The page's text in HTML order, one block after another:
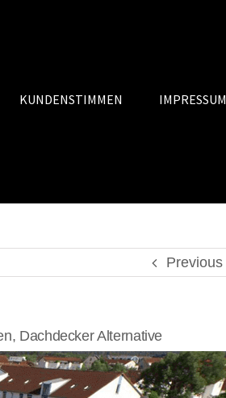
KUNDENSTIMMEN IMPRESSUM
Previous
Dachdecker Alternative